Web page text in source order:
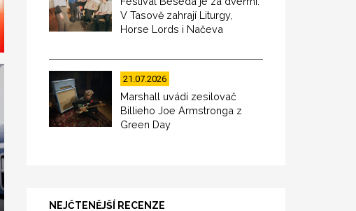
V Tasově zahrají Liturgy,
Horse Lords i Načeva
21.07.2026
Marshall uvádí zesilovač
Billieho Joe Armstronga z
Green Day
NEJČTENĚJŠÍ RECENZE